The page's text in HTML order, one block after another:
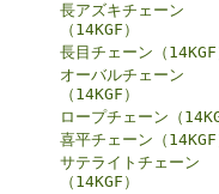
長アズキチェーン
（14KGF）
長目チェーン（14KGF
オーバルチェーン
（14KGF）
ロープチェーン（
喜平チェーン（14KGF
サテライトチェーン
（14KGF）